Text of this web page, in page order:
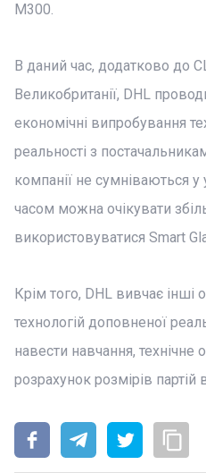
M300.
В даний час, додатково до
Великобританії, DHL
економічні випробування
реальності з
компанії не сумніваються
часом можна очікувати
використовуватися Smart
Крім того, DHL вивчає інші
технологій доповненої
навести навчання, технічне
розрахунок розмірів партій